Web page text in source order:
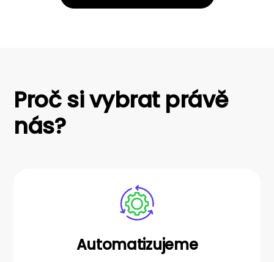
Proč si vybrat právě
nás?
Automatizujeme